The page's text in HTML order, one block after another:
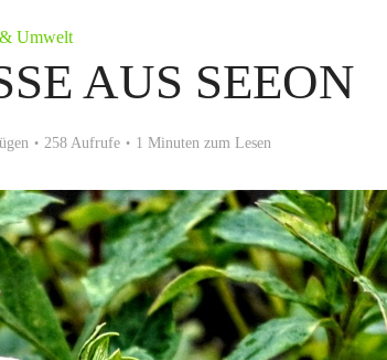
Umwelt
AUS SEEON
258 Aufrufe 1 Minuten zum Lesen